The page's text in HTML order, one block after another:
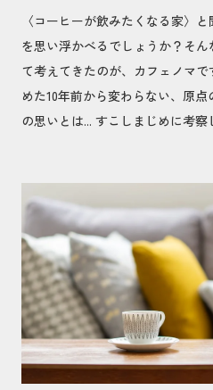
〈コーヒーが飲みたくなる家〉
を思い浮かべるでしょうか？そ
て考えてきたのが、カフェノマ
めた10年前から変わらない、原
の思いとは... すこしまじめに考察